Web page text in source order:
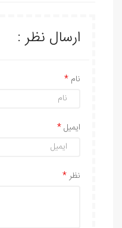
ارسال نظر :
نام
ایمیل
نظر